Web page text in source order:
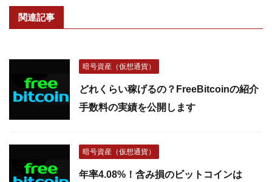
関連記事
暗号資産（仮想通貨）
どれくらい稼げるの？FreeBitcoinの紹介
手数料の実績を公開します
暗号資産（仮想通貨）
年率4.08%！含み損のビットコインは